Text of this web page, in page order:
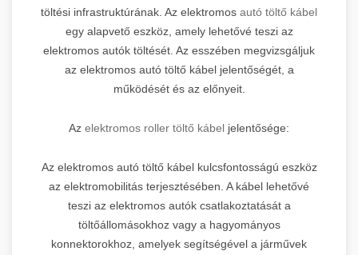
töltési infrastruktúrának. Az elektromos autó töltő kábel
egy alapvető eszköz, amely lehetővé teszi az
elektromos autók töltését. Az esszében megvizsgáljuk
az elektromos autó töltő kábel jelentőségét, a
működését és az előnyeit.
Az elektromos roller töltő kábel jelentősége:
Az elektromos autó töltő kábel kulcsfontosságú eszköz
az elektromobilitás terjesztésében. A kábel lehetővé
teszi az elektromos autók csatlakoztatását a
töltőállomásokhoz vagy a hagyományos
konnektorokhoz, amelyek segítségével a járművek